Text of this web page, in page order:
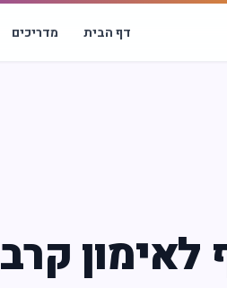
דף הבית מדריכים
לאימון קרב